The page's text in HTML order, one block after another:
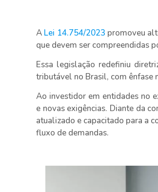
A Lei 14.754/2023 promoveu
que devem ser compreendidas
Essa legislação redefiniu
tributável no Brasil, com ênfase
Ao investidor em entidades no
e novas exigências. Diante da
atualizado e capacitado para a
fluxo de demandas.